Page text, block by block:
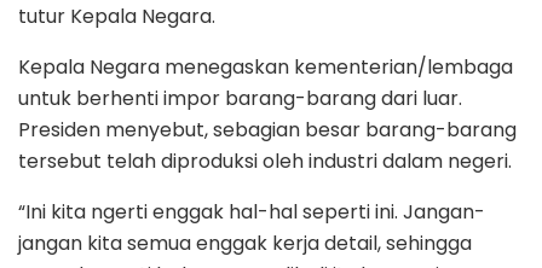
tutur Kepala Negara.
Kepala Negara menegaskan kementerian/lembaga
untuk berhenti impor barang-barang dari luar.
Presiden menyebut, sebagian besar barang-barang
tersebut telah diproduksi oleh industri dalam negeri.
“Ini kita ngerti enggak hal-hal seperti ini. Jangan-
jangan kita semua enggak kerja detail, sehingga